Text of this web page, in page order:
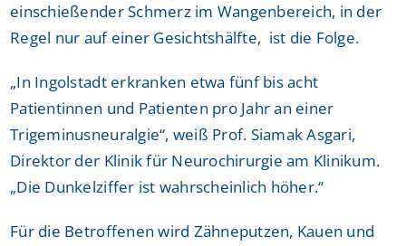
einschießender Schmerz im Wangenbereich, in der
Regel nur auf einer Gesichtshälfte, ist die Folge.
„In Ingolstadt erkranken etwa fünf bis acht
Patientinnen und Patienten pro Jahr an einer
Trigeminusneuralgie“, weiß Prof. Siamak Asgari,
Direktor der Klinik für Neurochirurgie am Klinikum.
„Die Dunkelziffer ist wahrscheinlich höher.“
Für die Betroffenen wird Zähneputzen, Kauen und